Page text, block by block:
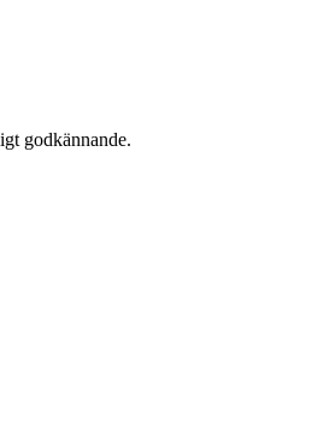
godkännande.